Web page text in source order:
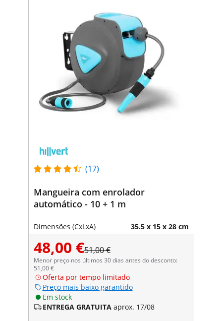
(17)
Mangueira com enrolador
automático - 10 + 1 m
Dimensões (CxLxA) 35.5 x 15 x 28 cm
48,00 €51,00 €
Menor preço nos últimos 30 dias antes do desconto:
51,00 €
Oferta por tempo limitado
Preço mais baixo garantido
Em stock
ENTREGA GRATUITA aprox. 17/08